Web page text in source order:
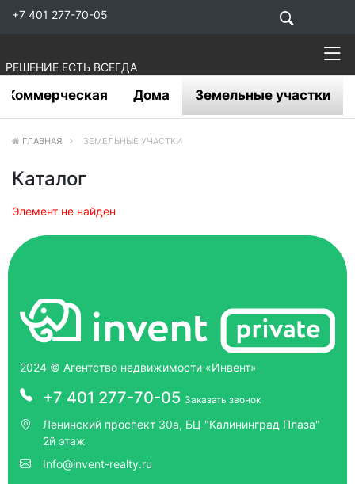
+7 401 277-70-05
РЕШЕНИЕ ЕСТЬ ВСЕГДА
Коммерческая Дома Земельные участки
ГЛАВНАЯ ЗЕМЕЛЬНЫЕ УЧАСТКИ
Каталог
Элемент не найден
2024 © Агентство недвижимости «Инвент»
+7 401 277-70-05 Заказать звонок
Ленинский проспект 30а, БЦ "Калининград Плаза"
2й этаж
Info@invent-realty.ru